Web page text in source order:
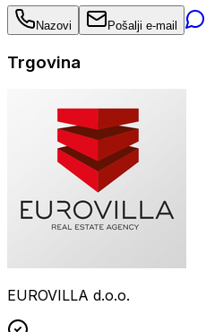
Nazovi Pošalji e-mail
Trgovina
EUROVILLA d.o.o.